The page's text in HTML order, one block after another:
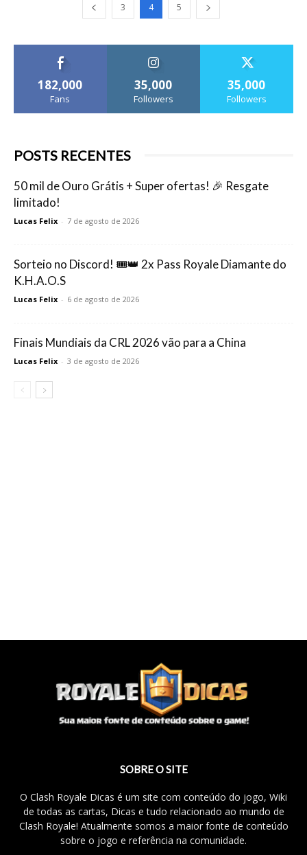
3 4 5
182,000
Fans
35,000
Followers
35,000
Followers
POSTS RECENTES
50 mil de Ouro Grátis + Super ofertas! 🎉 Resgate
limitado!
Lucas Felix - 7 de agosto de 2026
Sorteio no Discord! 🎟️👑 2x Pass Royale Diamante do
K.H.A.O.S
Lucas Felix - 6 de agosto de 2026
Finais Mundiais da CRL 2026 vão para a China
Lucas Felix - 3 de agosto de 2026
SOBRE O SITE
O Clash Royale Dicas é um site com conteúdo do jogo, Wiki
de todas as cartas, Dicas e tudo relacionado ao mundo de
Clash Royale! Atualmente somos a maior fonte de conteúdo
sobre o jogo e referência na comunidade.